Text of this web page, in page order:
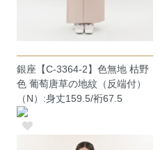
銀座【C-3364-2】色無地 枯野
色 葡萄唐草の地紋（反端付）
（N）:身丈159.5/裄67.5